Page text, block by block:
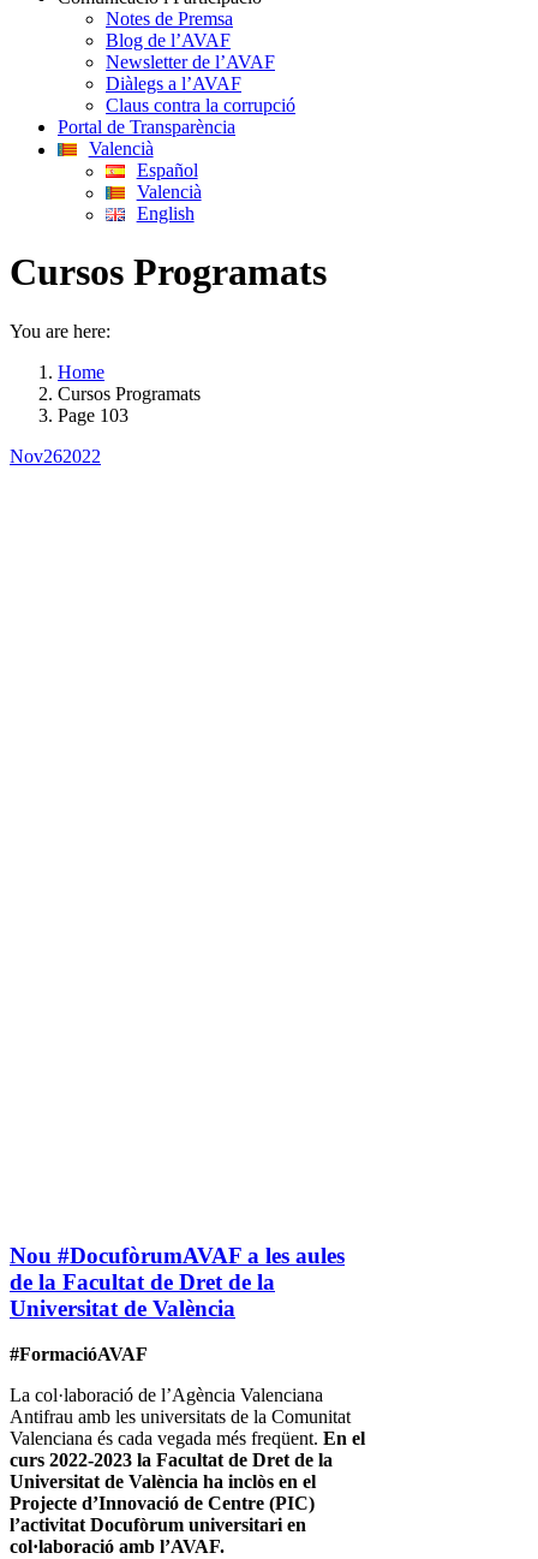
Notes de Premsa
Blog de l’AVAF
Newsletter de l’AVAF
Diàlegs a l’AVAF
Claus contra la corrupció
Portal de Transparència
Valencià
Español
Valencià
English
Cursos Programats
You are here:
Home
Cursos Programats
Page 103
Nov262022
Nou #DocufòrumAVAF a les aules
de la Facultat de Dret de la
Universitat de València
#FormacióAVAF
La col·laboració de l’Agència Valenciana
Antifrau amb les universitats de la Comunitat
Valenciana és cada vegada més freqüent. En el
curs 2022-2023 la Facultat de Dret de la
Universitat de València ha inclòs en el
Projecte d’Innovació de Centre (PIC)
l’activitat Docufòrum universitari en
col·laboració amb l’AVAF.